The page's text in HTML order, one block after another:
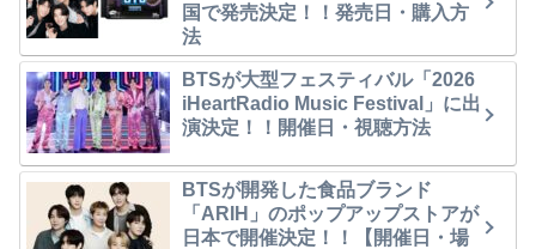
国で発売決定！！発売日・購入方
法
BTSが大型フェスティバル「2026
iHeartRadio Music Festival」に出
演決定！！開催日・視聴方法
BTSが開発した食品ブランド
「ARIH」のポップアップストアが
日本で開催決定！！【開催日・場